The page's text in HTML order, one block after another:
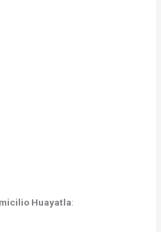
Huayatla: